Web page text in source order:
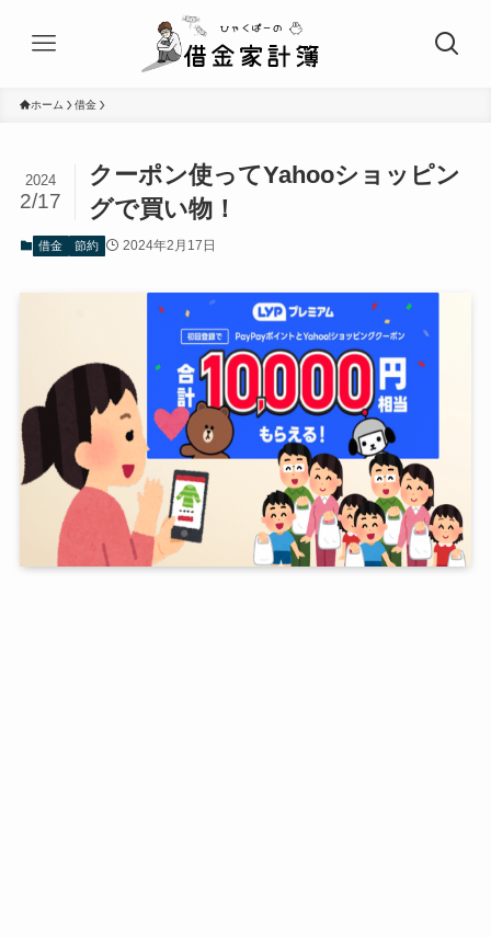
ホーム 借金
クーポン使ってYahooショッピン
グで買い物！
2024
2/17
借金 節約 2024年2月17日